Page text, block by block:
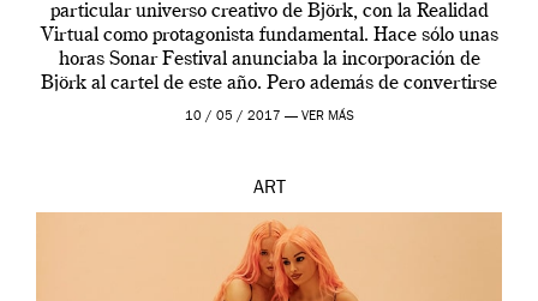
particular universo creativo de Björk, con la Realidad
Virtual como protagonista fundamental. Hace sólo unas
horas Sonar Festival anunciaba la incorporación de
Björk al cartel de este año. Pero además de convertirse
en una de las actuaciones más relevantes […]
10 / 05 / 2017 — VER MÁS
ART